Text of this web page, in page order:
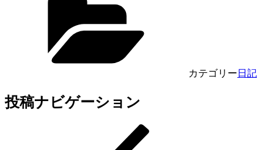
カテゴリー 日記
投稿ナビゲーション